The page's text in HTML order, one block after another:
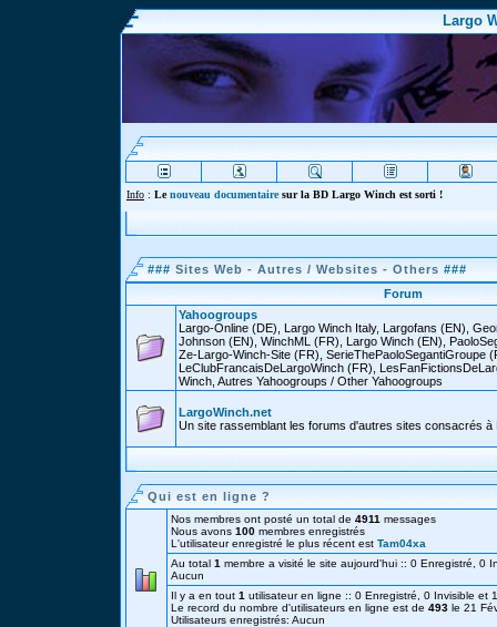
Largo
Info : Lenouveau documentairesur la BD Largo Winch est sorti !
### Sites Web - Autres / Websites - Others ###
Forum
Yahoogroups
Largo-Online (DE), Largo Winch Italy, Largofans (EN),
Johnson (EN), WinchML (FR), Largo Winch (EN),
Ze-Largo-Winch-Site (FR), SerieThePaoloSegantiGroupe
LeClubFrancaisDeLargoWinch (FR),
Winch, Autres Yahoogroups / Other Yahoogroups
LargoWinch.net
Un site rassemblant les forums d'autres sites consacrés à
Qui est en ligne ?
Nos membres ont posté un total de 4911 messages
Nous avons 100 membres enregistrés
L'utilisateur enregistré le plus récent est Tam04xa
Au total 1 membre a visité le site aujourd'hui :: 0 Enregistré, 0
Aucun
Il y a en tout 1 utilisateur en ligne :: 0 Enregistré, 0 Invisible
Le record du nombre d'utilisateurs en ligne est de 493 le 21
Utilisateurs enregistrés: Aucun